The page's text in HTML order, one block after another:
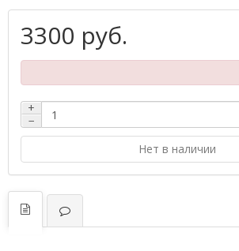
3300 руб.
+
−
Нет в наличии